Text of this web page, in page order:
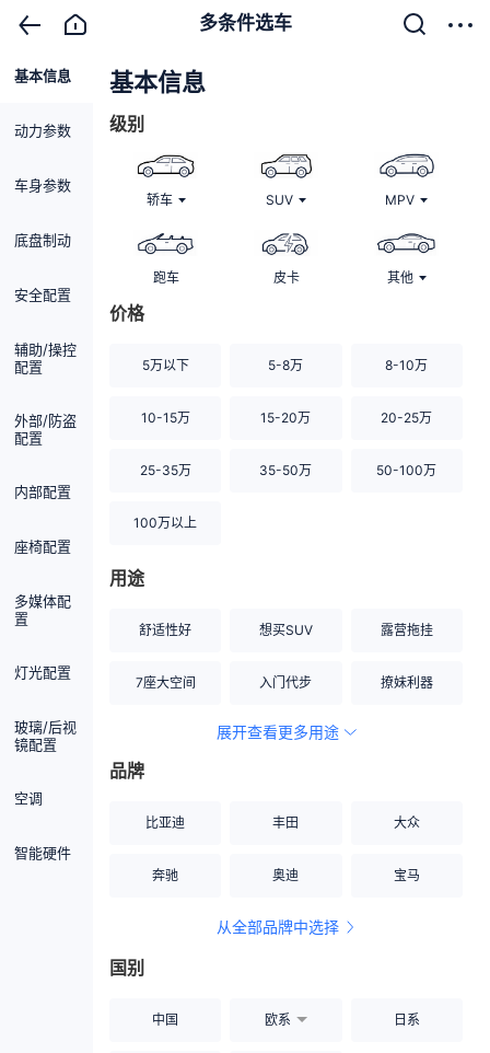
多条件选车
基本信息
动力参数
车身参数
底盘制动
安全配置
辅助/操控
配置
外部/防盗
配置
内部配置
座椅配置
多媒体配
置
灯光配置
玻璃/后视
镜配置
空调
智能硬件
基本信息
级别
轿车 SUV MPV
跑车 皮卡 其他
价格
5万以下 5-8万 8-10万
10-15万 15-20万 20-25万
25-35万 35-50万 50-100万
100万以上
用途
舒适性好 想买SUV 露营拖挂
7座大空间 入门代步 撩妹利器
空间宽敞
展开查看更多用途
品牌
比亚迪 丰田 大众
奔驰 奥迪 宝马
从全部品牌中选择
国别
中国 欧系 日系